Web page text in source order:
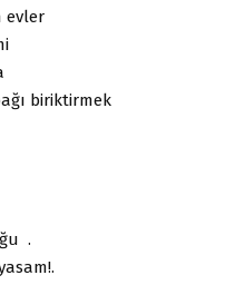
evler
biriktirmek
.